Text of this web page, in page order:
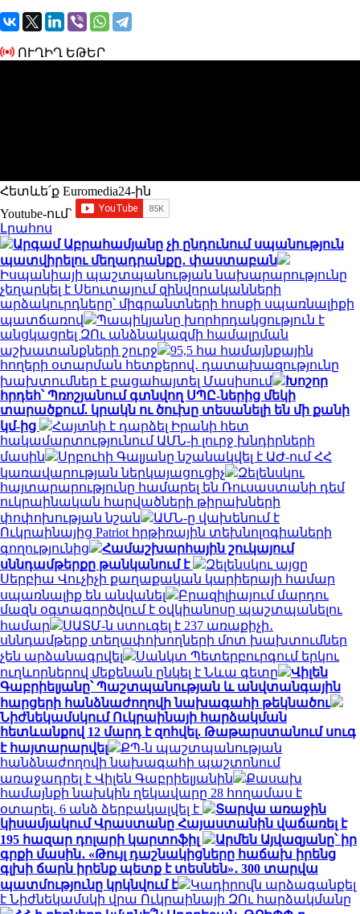
ՈՒՂԻՂ ԵԹԵՐ
Հետևե՛ք Euromedia24-ին
Youtube-ում`
Լրահոս
Արգամ Աբրահամյանը չի ընդունում սպանություն
պատվիրելու մեղադրանքը․ փաստաբան
Իսպանիայի պաշտպանության նախարարությունը
չեղարկել է Սեուտայում զինվորականների
արձակուրդները՝ միգրանտների հոսքի սպառնալիքի
պատճառով
Պապիկյանը խորհրդակցություն է
անցկացրել ԶՈւ անձնակազմի համալրման
աշխատանքների շուրջ
95,5 հա համայնքային
հողերի օտարման հետքերով․ դատախազությունը
խախտումներ է բացահայտել Մասիսում
Խոշոր
հրդեհ՝ Պռոշյանում գտնվող ՍՊԸ-ներից մեկի
տարածքում. կրակն ու ծուխը տեսանելի են մի քանի
կմ-ից
Հայտնի է դարձել Իրանի հետ
հակամարտությունում ԱՄՆ-ի լուրջ խնդիրների
մասին
Սրբուհի Գալյանը նշանակվել է ԱԺ-ում ՀՀ
կառավարության ներկայացուցիչ
Զելենսկու
հայտարարությունը համարել են Ռուսաստանի դեմ
ուկրաինական հարվածների թիրախների
փոփոխության նշան
ԱՄՆ-ը վախենում է
Ուկրաինայից Patriot հրթիռային տեխնոլոգիաների
գողությունից
Համաշխարհային շուկայում
սննդամթերքը թանկանում է
Զելենսկու այցը
Սերբիա Վուչիչի քաղաքական կարիերայի համար
սպառնալիք են անվանել
Բրազիլիայում մարդու
մազն օգտագործվում է օվկիանոսը պաշտպանելու
համար
ՍԱՏՄ-ն ստուգել է 237 առաքիչի․
սննդամթերք տեղափոխողների մոտ խախտումներ
չեն արձանագրվել
Սանկտ Պետերբուրգում երկու
ուղևորներով մեքենան ընկել է Նևա գետը
Վիլեն
Գաբրիելյանը՝ Պաշտպանության և անվտանգային
հարցերի հանձնաժողովի նախագահի թեկնածու
Նիժնեկամսկում Ուկրաինայի հարձակման
հետևանքով 12 մարդ է զոհվել. Թաթարստանում սուգ
է հայտարարվել
ՔՊ-ն պաշտպանության
հանձնաժողովի նախագահի պաշտոնում
առաջադրել է Վիլեն Գաբրիելյանին
Քասախ
համայնքի նախկին ղեկավարը 28 հողամաս է
օտարել. 6 անձ ձերբակալվել է
Տարվա առաջին
կիսամյակում Վրաստանը Հայաստանին վաճառել է
195 հազար դոլարի կարտոֆիլ
Արմեն Այվազյանը՝ իր
գրքի մասին․ «Թույլ դաշնակիցները հաճախ իրենց
գլխի ճարն իրենք պետք է տեսնեն»․ 300 տարվա
պատմությունը կրկնվում է
Կադիրովն արձագանքել
է Նիժնեկամսկի վրա Ուկրաինայի ԶՈւ հարձակմանը